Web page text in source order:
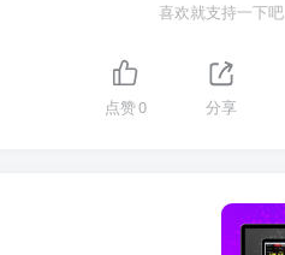
喜欢就支持一下吧
点赞0 分享